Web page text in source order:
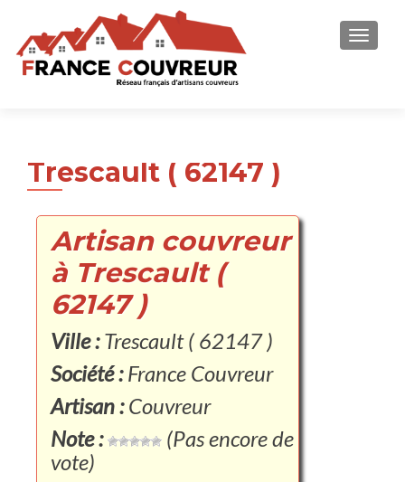
Trescault ( 62147 )
Artisan couvreur
à Trescault (
62147 )
Ville :Trescault ( 62147 )
Société :France Couvreur
Artisan :Couvreur
Note :
(Pas encore de
vote)